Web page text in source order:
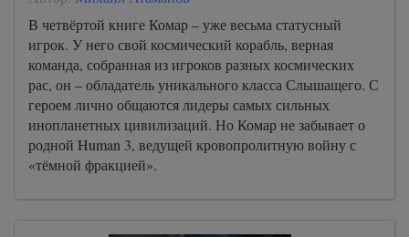
В четвёртой книге Комар – уже весьма статусный
игрок. У него свой космический корабль, верная
команда, собранная из игроков разных космических
рас, он – обладатель уникального класса Слышащего. С
героем лично общаются лидеры самых сильных
инопланетных цивилизаций. Но Комар не забывает о
родной Human 3, ведущей кровопролитную войну с
«тёмной фракцией».